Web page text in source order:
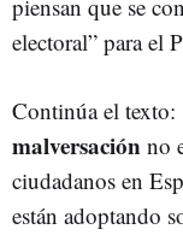
piensan que se
electoral” para el
Continúa el texto:
malversación no
ciudadanos en
están adoptando